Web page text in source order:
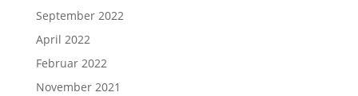
September 2022
April 2022
Februar 2022
November 2021